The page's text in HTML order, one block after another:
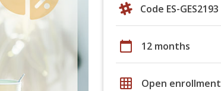
Code ES-GES2193
calendar_today 12 months
grid_on Open enrollment